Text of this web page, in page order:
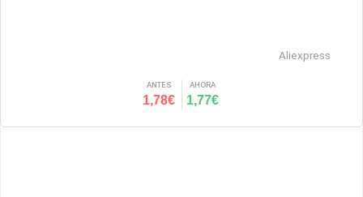
Aliexpress
ANTES
1,78€
AHORA
1,77€